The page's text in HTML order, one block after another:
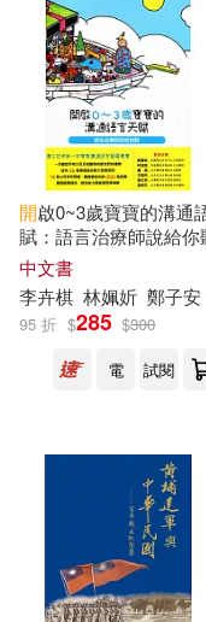
庄桂东(1)
張亞東，鄭玉
張宇燕，孫華等
後藤幸惠(1)
徐宏圖，鄭金開
方海光(1)
施澤淵(1)
中國建築工業出
中國旅游出版社
中國標準出版社
中國石化出版社
中國礦業大學
中國紡織出版社
中國農業出版社
中國金融出版社
中國鐵道出版社
開啟0~3歲寶寶的溝通
賦：語言治療師說給你
中文書
李卉棋 林姵妡 鄭子安
95 折 $285 $300
電
試閱